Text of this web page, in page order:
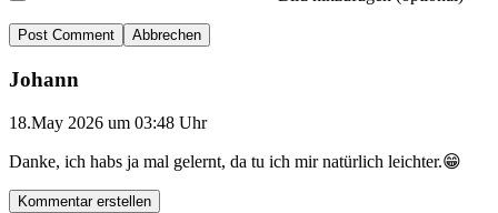
Abbrechen
Johann
18.May 2026 um 03:48 Uhr
Danke, ich habs ja mal gelernt, da tu ich mir natürlich leichter.😁
Kommentar erstellen